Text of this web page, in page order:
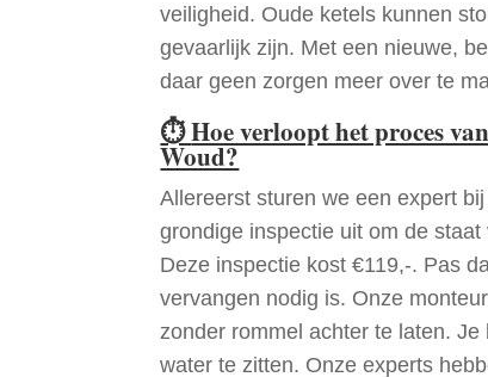
veiligheid. Oude ketels kunnen
gevaarlijk zijn. Met een nieuwe,
daar geen zorgen meer over te
⏱Hoe verloopt het proces
Woud?
Allereerst sturen we een expert
grondige inspectie uit om de
Deze inspectie kost €119,-. Pas
vervangen nodig is. Onze
zonder rommel achter te laten.
water te zitten. Onze experts